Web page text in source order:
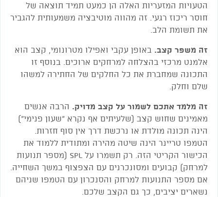
הטעויות המזעריות האלה הן כמעט תמיד תוצאה של
חוסר ריכוז רגעי. זה מהווה מוטיבציה משמעותית להגביר
את תשומת הלב.
זה משפר קצב. באופן עקבי ואפילו מטרונומי, קצב הוא
אלמנט מרכזי בהצלחה למרחקים ארוכים. בנוסף זו
התכונה שמחברת את כל החלקים של החתירה למשהו
שלם וחלק.
זה מלמד אתכם לשמור על קצב מדויק. הרבה אנשים
מאמינים שחוש קצב (שלעיתים אף נקרא "שעון פנימי")
הינה תכונה מולדת או נרכשת דרך אין סוף חזרות.
הטמפו טריינר הינה שיטה מהירה ומתודית ללמוד את
הכישור הקריטי הזה. רק תשמרו על SPL (מספר תנועות
למרחק) קבועים ומסונכרנים עם הצפצוף במשך השחייה.
אם מספר התנועות למרחק והסנכרון עם הטמפו שניהם
נשארים יציבים, כך גם הקצב שלכם.